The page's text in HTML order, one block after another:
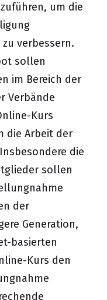
um die
verbessern.
sollen
im Bereich der
Verbände
Kurs
die Arbeit der
die
sollen
der
Generation,
basierten
Kurs den